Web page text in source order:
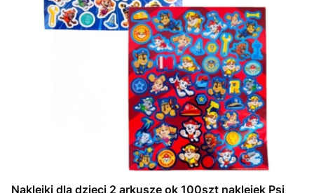
Naklejki dla dzieci 2 arkusze ok 100szt naklejek Psi